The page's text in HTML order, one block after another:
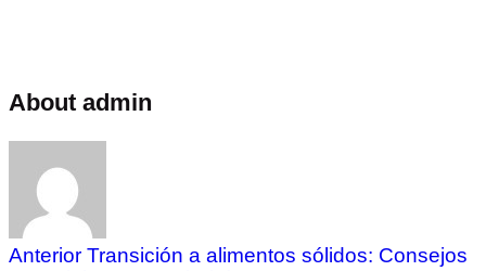
About admin
Anterior Transición a alimentos sólidos: Consejos